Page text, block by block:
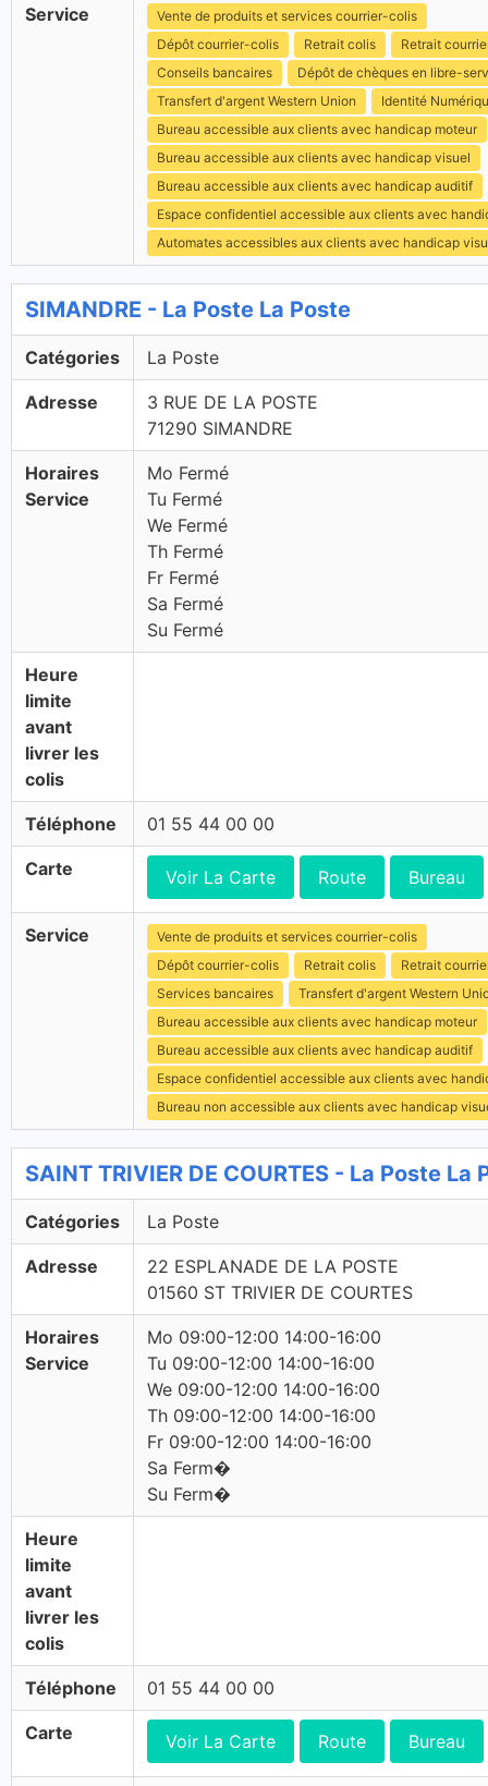
Service
Vente de produits et services courrier-colis
Dépôt courrier-colis
Retrait colis
Retrait
Conseils bancaires
Dépôt de chèques en libre-
Transfert d'argent Western Union
Identité
Bureau accessible aux clients avec handicap moteur
Bureau accessible aux clients avec handicap visuel
Bureau accessible aux clients avec handicap auditif
Espace confidentiel accessible aux clients avec
Automates accessibles aux clients avec handicap
SIMANDRE - La Poste La Poste
Catégories La Poste
Adresse
3 RUE DE LA POSTE
71290 SIMANDRE
Horaires
Service
Mo Fermé
Tu Fermé
We Fermé
Th Fermé
Fr Fermé
Sa Fermé
Su Fermé
Heure
limite
avant
livrer les
colis
Téléphone 01 55 44 00 00
Carte Voir La Carte Route Bureau
Service
Vente de produits et services courrier-colis
Dépôt courrier-colis
Retrait colis
Retrait
Services bancaires
Transfert d'argent Western
Bureau accessible aux clients avec handicap moteur
Bureau accessible aux clients avec handicap auditif
Espace confidentiel accessible aux clients avec
Bureau non accessible aux clients avec handicap
SAINT TRIVIER DE COURTES - La Poste La
Catégories La Poste
Adresse
22 ESPLANADE DE LA POSTE
01560 ST TRIVIER DE COURTES
Horaires
Service
Mo 09:00-12:00 14:00-16:00
Tu 09:00-12:00 14:00-16:00
We 09:00-12:00 14:00-16:00
Th 09:00-12:00 14:00-16:00
Fr 09:00-12:00 14:00-16:00
Sa Ferm�
Su Ferm�
Heure
limite
avant
livrer les
colis
Téléphone 01 55 44 00 00
Carte Voir La Carte Route Bureau